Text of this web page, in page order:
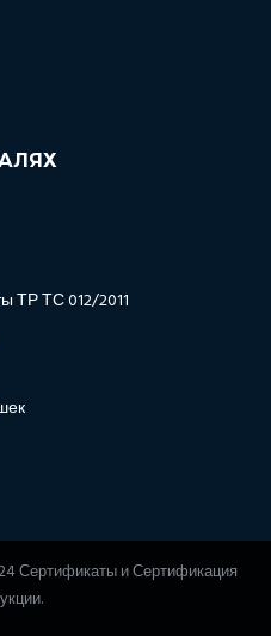
ТР ТС 012/2011
Сертификаты и Сертификация